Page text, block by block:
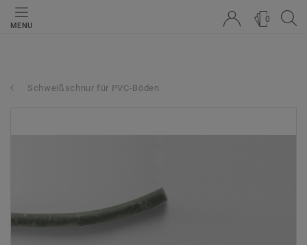
MENU
0
Schweißschnur für PVC-Böden